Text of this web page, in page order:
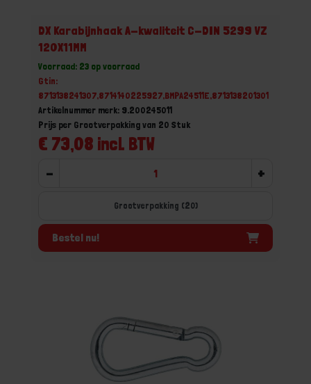
DX Karabijnhaak A-kwaliteit C-DIN 5299 VZ
120X11MM
Voorraad: 23 op voorraad
Gtin:
8713138241307,8714140225927,BMPA24511E,8713138201301
Artikelnummer merk: 9.200245011
€ 73,08 incl. BTW
Prijs per Grootverpakking van 20 Stuk
- +
Grootverpakking (20)
Bestel nu!